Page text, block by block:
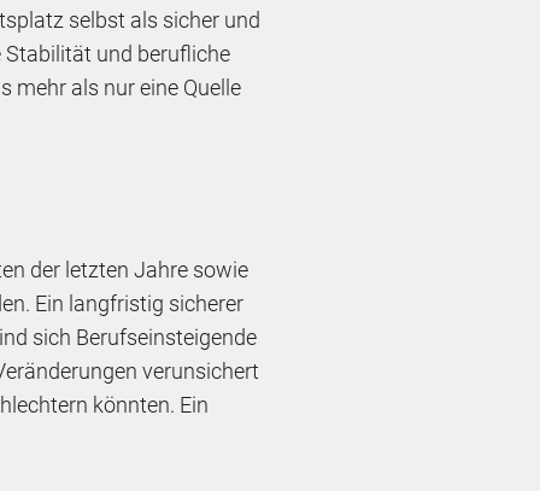
selbst als sicher und
und berufliche
mehr als nur eine Quelle
der letzten Jahre sowie
Ein langfristig sicherer
sich Berufseinsteigende
verunsichert
könnten. Ein